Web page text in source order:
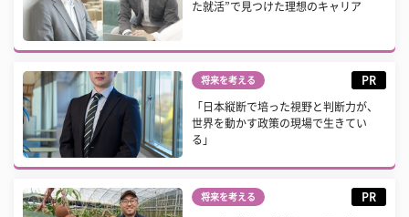
た就活”で見つけた理想のキャリア
将来を考える PR
「日本縦断で培った視野と判断力が、
世界を動かす政策の現場で生きてい
る」
将来を考える PR